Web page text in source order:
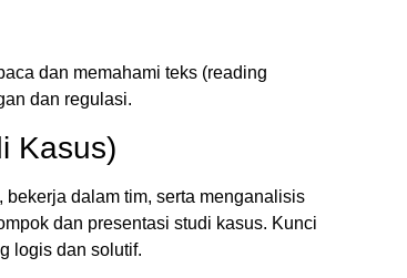
dan memahami teks (reading
dan regulasi.
Kasus)
dalam tim, serta menganalisis
dan presentasi studi kasus. Kunci
logis dan solutif.